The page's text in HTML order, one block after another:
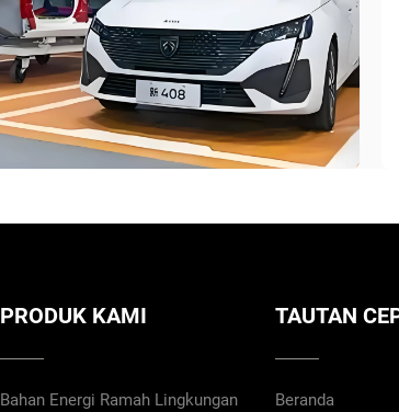
PRODUK KAMI
Bahan Energi Ramah Lingkungan
TAUTAN
Beranda